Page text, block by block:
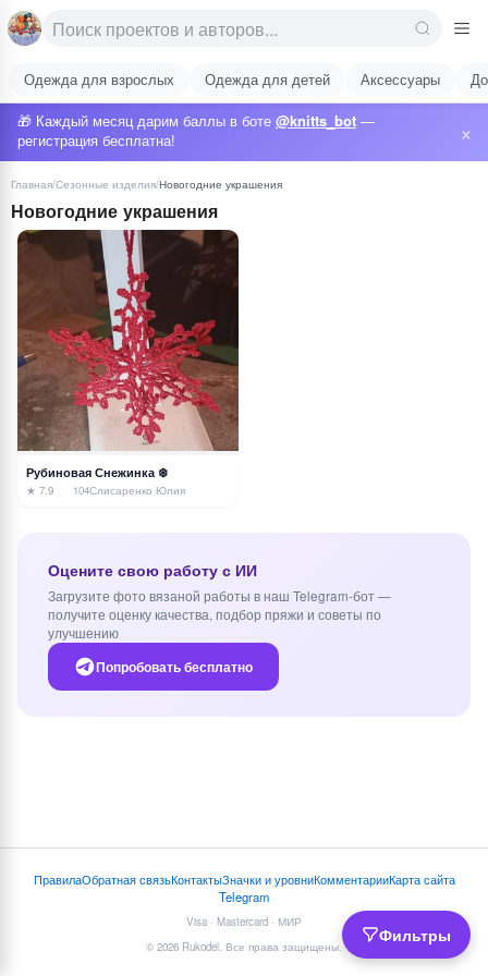
Одежда для взрослых Одежда для детей Аксессуары
🎁 Каждый месяц дарим баллы в боте @knitts_bot —
регистрация бесплатна!
×
Главная/Сезонные изделия/Новогодние украшения
Новогодние украшения
Фильтры
Рубиновая Снежинка ❄️
★ 7.9 104Слисаренко Юлия
Оцените свою работу с ИИ
Загрузите фото вязаной работы в наш Telegram-бот —
получите оценку качества, подбор пряжи и советы по
улучшению
Попробовать бесплатно
ПравилаОбратная связьКонтактыЗначки и уровниКомментарииКарта сайта
Telegram
Visa · Mastercard · МИР
© 2026 Rukodel. Все права защищены.